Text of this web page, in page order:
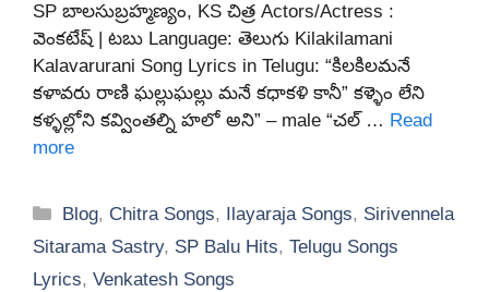
SP బాలసుబ్రహ్మణ్యం, KS చిత్ర Actors/Actress :
వెంకటేష్ | టబు Language: తెలుగు Kilakilamani
Kalavarurani Song Lyrics in Telugu: “కిలకిలమనే
కళావరు రాణి ఘల్లుఘల్లు మనే కధాకళి కానీ” కళ్ళెం లేని
కళ్ళల్లోని కవ్వింతల్ని హలో అని” – male “చల్ … Read
more
Categories
Blog, Chitra Songs, Ilayaraja Songs, Sirivennela
Sitarama Sastry, SP Balu Hits, Telugu Songs
Lyrics, Venkatesh Songs